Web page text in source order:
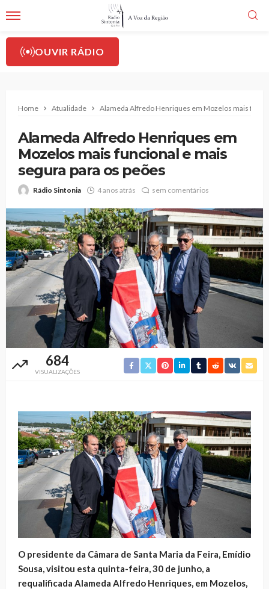
OUVIR RÁDIO
Home Atualidade Alameda Alfredo Henriques em Mozelos mais
Alameda Alfredo Henriques em
Mozelos mais funcional e mais
segura para os peões
Rádio Sintonia 4 anos atrás sem comentários
684
VISUALIZAÇÕES
O presidente da Câmara de Santa Maria da Feira, Emídio
Sousa, visitou esta quinta-feira, 30 de junho, a
requalificada Alameda Alfredo Henriques, em Mozelos,